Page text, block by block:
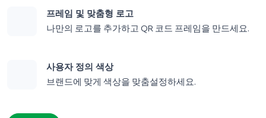
프레임 및 맞춤형 로고
나만의 로고를 추가하고 QR 코드 프레임을 만드세요.
사용자 정의 색상
브랜드에 맞게 색상을 맞춤설정하세요.